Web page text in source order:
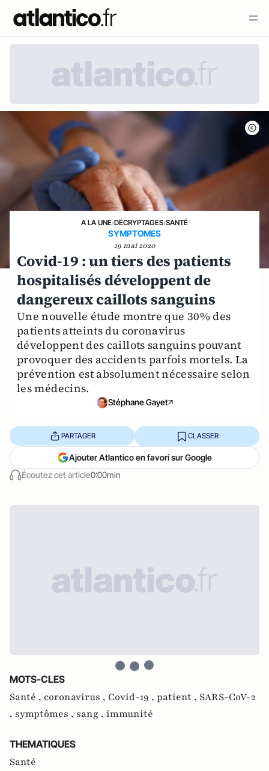
A LA UNE›DÉCRYPTAGES›SANTÉ
SYMPTOMES
19 mai 2020
Covid-19 : un tiers des patients
hospitalisés développent de
dangereux caillots sanguins
Une nouvelle étude montre que 30% des
patients atteints du coronavirus
développent des caillots sanguins pouvant
provoquer des accidents parfois mortels. La
prévention est absolument nécessaire selon
les médecins.
Stéphane Gayet
Écoutez cet article0:00min
PARTAGER CLASSER
Ajouter Atlantico en favori sur Google
MOTS-CLES
Santé , coronavirus , Covid-19 , patient , SARS-CoV-2
, symptômes , sang , immunité
THEMATIQUES
Santé